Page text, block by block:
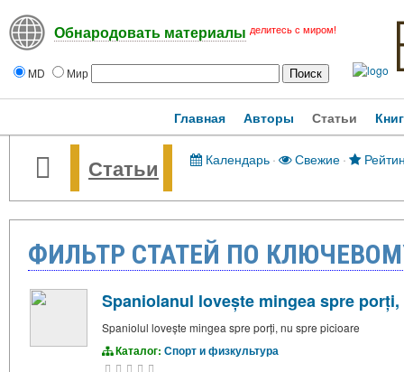
Обнародовать материалы делитесь с миром!
MD Мир
Главная Авторы Статьи
Статьи Календарь· Свежие·
ФИЛЬТР СТАТЕЙ ПО
Spaniolanul lovește mingea spre
Spaniolul lovește mingea spre porți, nu spre picioare
Каталог: Спорт и физкультура